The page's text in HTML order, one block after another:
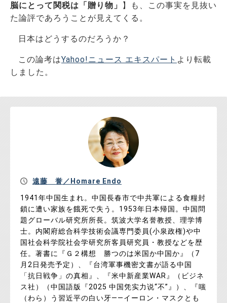
脳にとって関税は「贈り物」
】も、この事実を見抜い
た論評であろうことが見えてくる。
日本はどうするのだろうか？
この論考はYahoo!ニュース エキスパート より転載
しました。
遠藤 誉／Homare Endo
1941年中国生まれ。中国長春市で中共軍による食糧封
鎖に遭い家族を餓死で失う。1953年日本帰国。中国問
題グローバル研究所所長。筑波大学名誉教授、理学博
士。内閣府総合科学技術会議専門委員(小泉政権)や中
国社会科学院社会学研究所客員研究員・教授などを歴
任。著書に『Ｇ２構想 勝つのは米国か中国か』（7
月2日発売予定）、『台湾軍事機密文書が語る中国
「抗日戦争」の真相』、『米中新産業WAR』（ビジネ
ス社）（中国語版『2025 中国凭实力说“不”』）、『嗤
（わら）う習近平の白い牙――イーロン・マスクとも